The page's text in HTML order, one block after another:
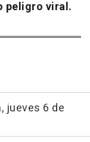
peligro viral.
jueves 6 de